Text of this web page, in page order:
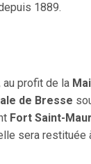
1889.
au profit de la
de Bresse
Fort Saint-
sera